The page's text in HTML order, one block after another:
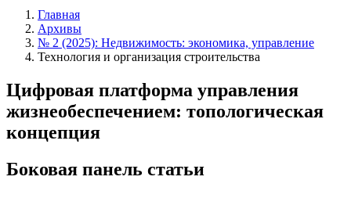
Главная
Архивы
№ 2 (2025): Недвижимость: экономика, управление
Технология и организация строительства
Цифровая платформа управления
жизнеобеспечением: топологическая
концепция
Боковая панель статьи